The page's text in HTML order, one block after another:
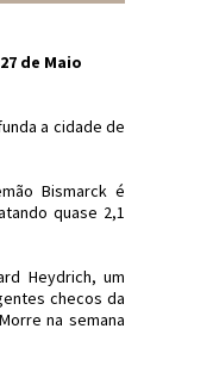
de Maio
a cidade de
Bismarck é
quase 2,1
Heydrich, um
checos da
na semana